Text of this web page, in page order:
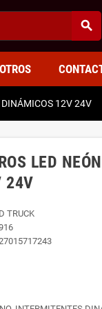
search
DINÁMICOS 12V 24V
LED
24V
TRUCK